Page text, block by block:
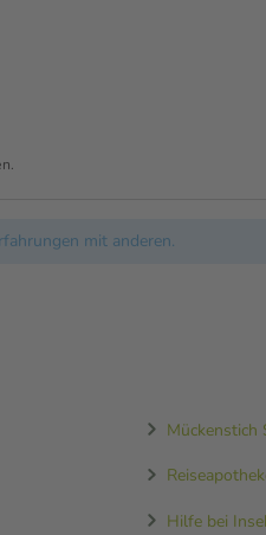
mit anderen.
Mückenstich
Hilfe bei